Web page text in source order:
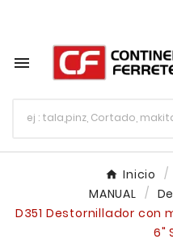

Inicio
MANUAL
D351 Destornillador con
6"